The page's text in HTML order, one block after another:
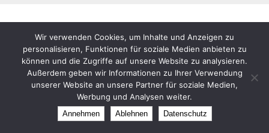
Wir verwenden Cookies, um Inhalte und Anzeigen zu
personalisieren, Funktionen für soziale Medien anbieten zu
können und die Zugriffe auf unsere Website zu analysieren.
Außerdem geben wir Informationen zu Ihrer Verwendung
unserer Website an unsere Partner für soziale Medien,
Werbung und Analysen weiter.
Annehmen Ablehnen Datenschutz